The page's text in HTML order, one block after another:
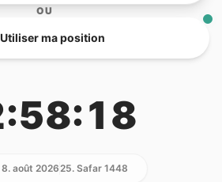
OU
Utiliser ma position
août 202625. Safar 1448